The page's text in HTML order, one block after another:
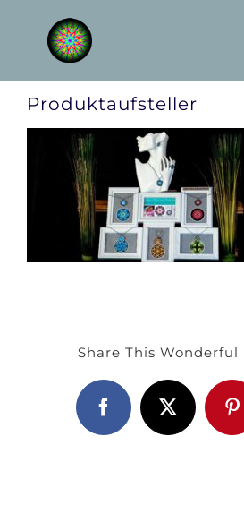
content
Produktaufsteller
Share This Wonderful
FacebookX